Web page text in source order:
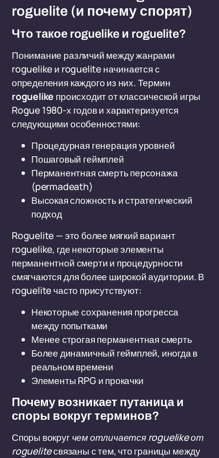
roguelite (и почему спорят)
Что такое roguelike и roguelite?
Понимание различий между жанрами
roguelike и roguelite начинается с
определения каждого из них. Термин
roguelike происходит от классической игры
Rogue 1980-х годов и характеризуется
следующими особенностями:
Процедурная генерация уровней
Пошаговый геймплей
Перманентная смерть персонажа
(permadeath)
Высокая сложность и стратегический
подход
Roguelite — это более мягкий вариант
roguelike, где некоторые элементы
перманентной смерти и процедурности
смягчаются для более широкой аудитории. В
roguelite часто присутствуют:
Некоторые сохранения прогресса
между попытками
Менее строгая перманентная смерть
Более динамичный геймплей, иногда в
реальном времени
Элементы RPG и прокачки
Почему возникает путаница и
споры вокруг терминов?
Споры вокругчем отличается roguelike от
rogueliteсвязаны с тем, что границы между